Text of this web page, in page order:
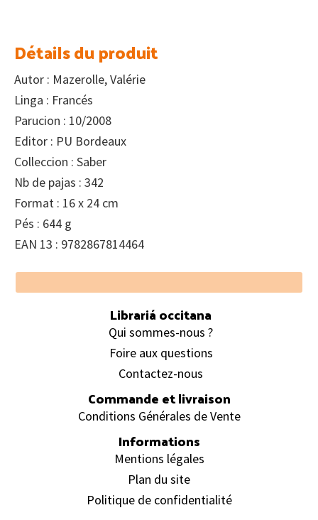
Détails du produit
Autor : Mazerolle, Valérie
Linga : Francés
Parucion : 10/2008
Editor : PU Bordeaux
Colleccion : Saber
Nb de pajas : 342
Format : 16 x 24 cm
Pés : 644 g
EAN 13 : 9782867814464
Footer
Librariá occitana
Qui sommes-nous ?
Foire aux questions
Contactez-nous
Commande et livraison
Conditions Générales de Vente
Informations
Mentions légales
Plan du site
Politique de confidentialité